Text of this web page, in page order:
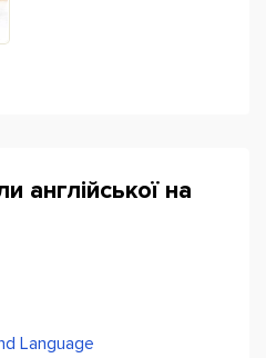
англійської на
Language